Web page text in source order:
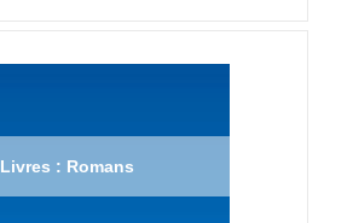
Livres : Romans